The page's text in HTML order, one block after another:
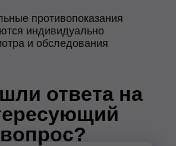
противопоказания
индивидуально
и обследования
ответа на
вопрос?